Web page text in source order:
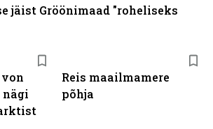
nägi
Reis maailmamere
põhja
jäist Gröönimaad "roheliseks